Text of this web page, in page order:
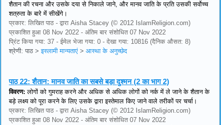
शैतान की रचना और उसके दया से निकाले जाने, और मानव जाति के प्रति उसकी सर्वोच्च
शत्रुता के बारे में सीखेंगे।
प्रकार: लिखित पाठ - द्वारा Aisha Stacey (© 2012 IslamReligion.com)
प्रकाशित हुआ 08 Nov 2022 - अंतिम बार संशोधित 07 Nov 2022
प्रिंट किया गया: 37 - ईमेल भेजा गया: 0 - देखा गया: 10816 (दैनिक औसत: 8)
श्रेणी: पाठ >इस्लामी मान्यताएं > आस्था के अनुच्छेद
पाठ 22:शैतान: मानव जाति का सबसे बड़ा दुश्मन (2 का भाग 2)
विवरण: लोगों को गुमराह करने और अधिक से अधिक लोगों को नर्क में ले जाने के शैतान के
बड़े लक्ष्य को पूरा करने के लिए उसके द्वारा इस्तेमाल किए जाने वाले तरीकों पर चर्चा।
प्रकार: लिखित पाठ - द्वारा Aisha Stacey (© 2012 IslamReligion.com)
प्रकाशित हुआ 08 Nov 2022 - अंतिम बार संशोधित 07 Nov 2022